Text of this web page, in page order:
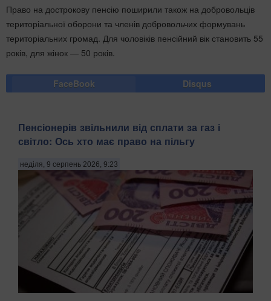
Право на дострокову пенсію поширили також на добровольців
територіальної оборони та членів добровольчих формувань
територіальних громад. Для чоловіків пенсійний вік становить 55
років, для жінок — 50 років.
FaceBook Disqus
Пенсіонерів звільнили від сплати за газ і
світло: Ось хто має право на пільгу
неділя, 9 серпень 2026, 9:23